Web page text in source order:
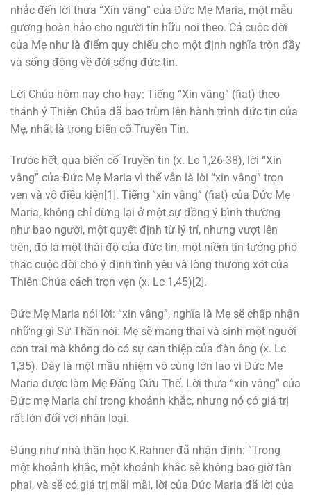
nhắc đến lời thưa “Xin vâng” của Đức Mẹ Maria, một mẫu
gương hoàn hảo cho người tín hữu noi theo. Cả cuộc đời
của Mẹ như là điểm quy chiếu cho một định nghĩa tròn đầy
và sống động về đời sống đức tin.
Lời Chúa hôm nay cho hay: Tiếng “Xin vâng” (fiat) theo
thánh ý Thiên Chúa đã bao trùm lên hành trình đức tin của
Mẹ, nhất là trong biến cố Truyền Tin.
Trước hết, qua biến cố Truyền tin (x. Lc 1,26-38), lời “Xin
vâng” của Đức Mẹ Maria vì thế vẫn là lời “xin vâng” trọn
vẹn và vô điều kiện[1]. Tiếng “xin vâng” (fiat) của Đức Mẹ
Maria, không chỉ dừng lại ở một sự đồng ý bình thường
như bao người, một quyết định từ lý trí, nhưng vượt lên
trên, đó là một thái độ của đức tin, một niềm tin tưởng phó
thác cuộc đời cho ý định tình yêu và lòng thương xót của
Thiên Chúa cách trọn vẹn (x. Lc 1,45)[2].
Đức Mẹ Maria nói lời: “xin vâng”, nghĩa là Mẹ sẽ chấp nhận
những gì Sứ Thần nói: Mẹ sẽ mang thai và sinh một người
con trai mà không do có sự can thiệp của đàn ông (x. Lc
1,35). Đây là một mầu nhiệm vô cùng lớn lao vì Đức Mẹ
Maria được làm Mẹ Đấng Cứu Thế. Lời thưa “xin vâng” của
Đức mẹ Maria chỉ trong khoảnh khắc, nhưng nó có giá trị
rất lớn đối với nhân loại.
Đúng như nhà thần học K.Rahner đã nhận định: “Trong
một khoảnh khắc, một khoảnh khắc sẽ không bao giờ tàn
phai, và sẽ có giá trị mãi mãi, lời của Đức Maria đã lời của